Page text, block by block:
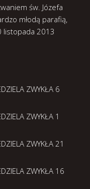
św. Józefa
młodą parafią,
listopada 2013
ZWYKŁA 6
ZWYKŁA 1
ZWYKŁA 21
ZWYKŁA 16